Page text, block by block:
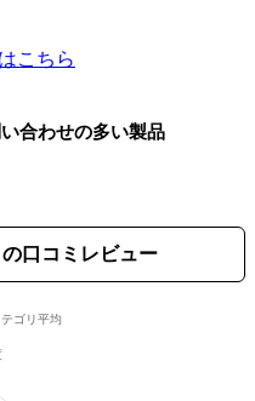
こちら
合わせの多い製品
口コミレビュー